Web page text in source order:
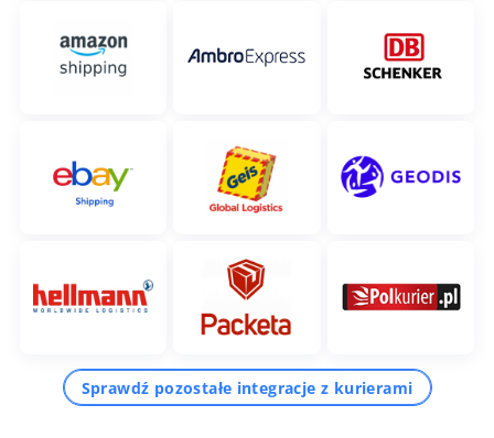
Sprawdź pozostałe integracje z kurierami